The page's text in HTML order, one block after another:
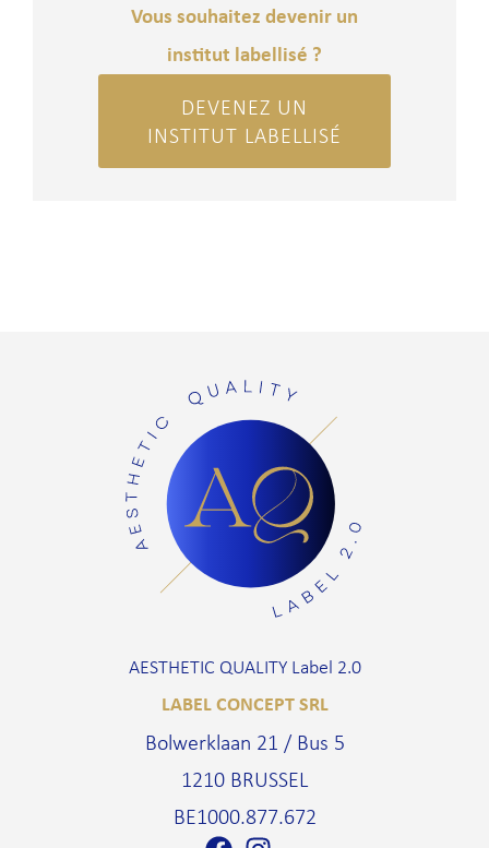
Vous souhaitez devenir un
institut labellisé ?
DEVENEZ UN
INSTITUT LABELLISÉ
AESTHETIC QUALITY Label 2.0
LABEL CONCEPT SRL
Bolwerklaan 21 / Bus 5
1210 BRUSSEL
BE1000.877.672